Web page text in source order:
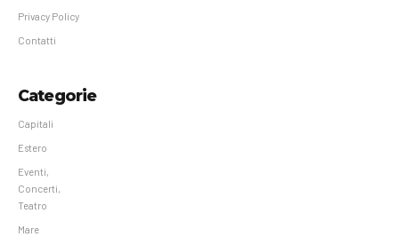
Privacy Policy
Contatti
Categorie
Capitali
Estero
Eventi,
Concerti,
Teatro
Mare